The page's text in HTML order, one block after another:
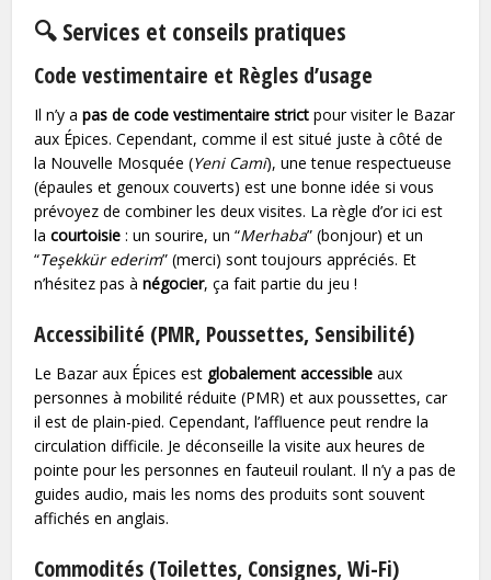
🔍 Services et conseils pratiques
Code vestimentaire et Règles d’usage
Il n’y apas de code vestimentaire strict pour visiter le Bazar
aux Épices. Cependant, comme il est situé juste à côté de
la Nouvelle Mosquée (Yeni Cami), une tenue respectueuse
(épaules et genoux couverts) est une bonne idée si vous
prévoyez de combiner les deux visites. La règle d’or ici est
lacourtoisie : un sourire, un “Merhaba” (bonjour) et un
“Teşekkür ederim” (merci) sont toujours appréciés. Et
n’hésitez pas ànégocier, ça fait partie du jeu !
Accessibilité (PMR, Poussettes, Sensibilité)
Le Bazar aux Épices est globalement accessible aux
personnes à mobilité réduite (PMR) et aux poussettes, car
il est de plain-pied. Cependant, l’affluence peut rendre la
circulation difficile. Je déconseille la visite aux heures de
pointe pour les personnes en fauteuil roulant. Il n’y a pas de
guides audio, mais les noms des produits sont souvent
affichés en anglais.
Commodités (Toilettes, Consignes, Wi-Fi)